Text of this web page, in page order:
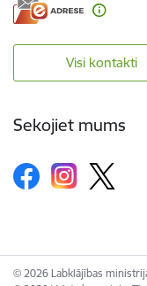
Visi kontakti
Sekojiet mums
© 2026 Labklājības